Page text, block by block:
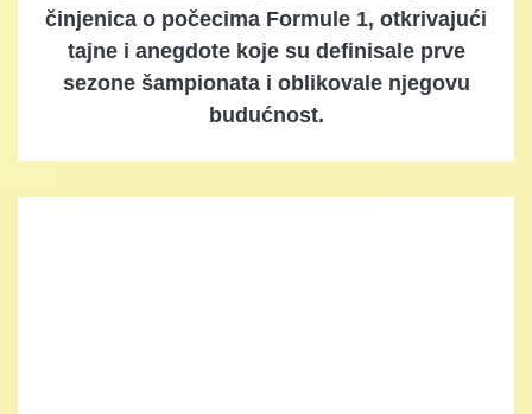
činjenica o počecima Formule 1, otkrivajući
tajne i anegdote koje su definisale prve
sezone šampionata i oblikovale njegovu
budućnost.